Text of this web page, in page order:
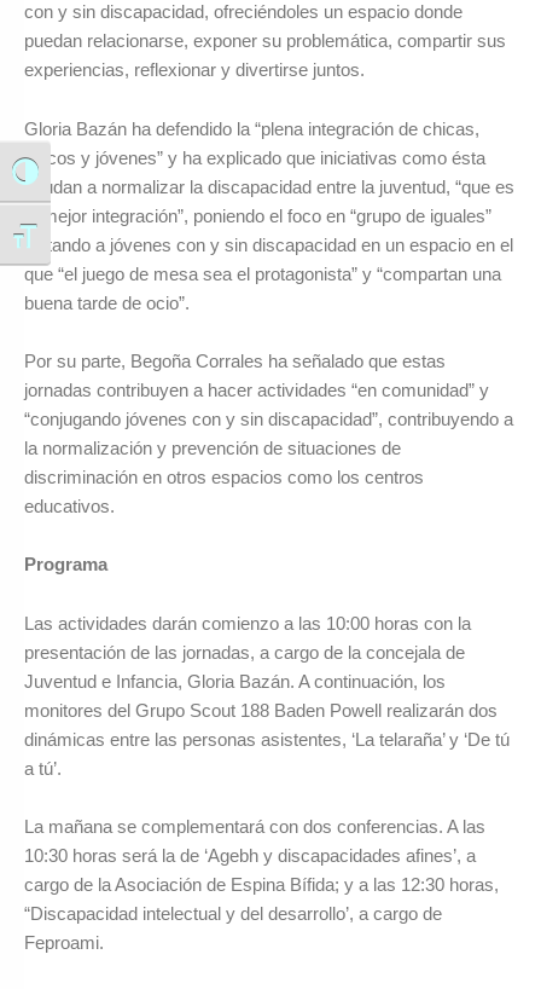
Alternar alto contraste
Alternar tamaño de letra
con y sin discapacidad, ofreciéndoles un espacio donde
puedan relacionarse, exponer su problemática, compartir sus
experiencias, reflexionar y divertirse juntos.
Gloria Bazán ha defendido la “plena integración de chicas,
chicos y jóvenes” y ha explicado que iniciativas como ésta
ayudan a normalizar la discapacidad entre la juventud, “que es
la mejor integración”, poniendo el foco en “grupo de iguales”
juntando a jóvenes con y sin discapacidad en un espacio en el
que “el juego de mesa sea el protagonista” y “compartan una
buena tarde de ocio”.
Por su parte, Begoña Corrales ha señalado que estas
jornadas contribuyen a hacer actividades “en comunidad” y
“conjugando jóvenes con y sin discapacidad”, contribuyendo a
la normalización y prevención de situaciones de
discriminación en otros espacios como los centros
educativos.
Programa
Las actividades darán comienzo a las 10:00 horas con la
presentación de las jornadas, a cargo de la concejala de
Juventud e Infancia, Gloria Bazán. A continuación, los
monitores del Grupo Scout 188 Baden Powell realizarán dos
dinámicas entre las personas asistentes, ‘La telaraña’ y ‘De tú
a tú’.
La mañana se complementará con dos conferencias. A las
10:30 horas será la de ‘Agebh y discapacidades afines’, a
cargo de la Asociación de Espina Bífida; y a las 12:30 horas,
“Discapacidad intelectual y del desarrollo’, a cargo de
Feproami.